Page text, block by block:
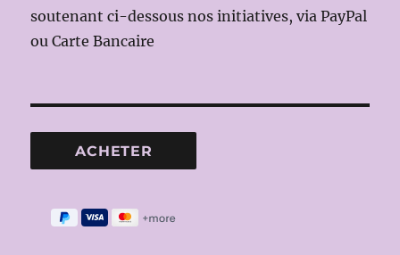
soutenant ci-dessous nos initiatives, via PayPal
ou Carte Bancaire